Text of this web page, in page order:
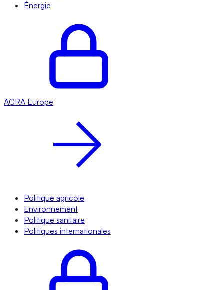
Énergie
AGRA Europe
Politique agricole
Environnement
Politique sanitaire
Politiques internationales